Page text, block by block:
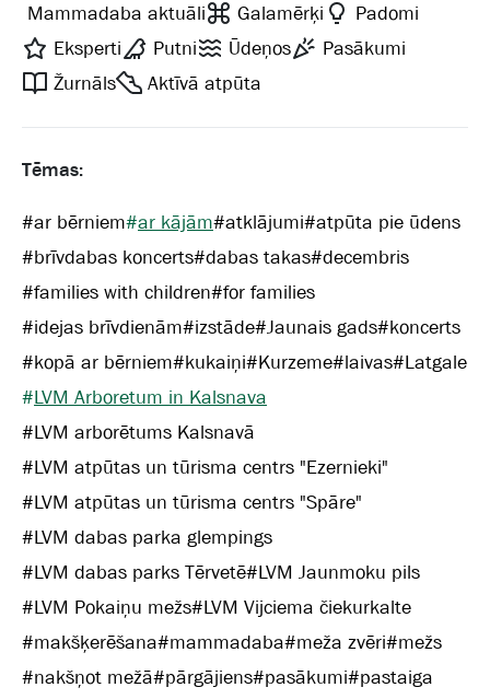
Mammadaba aktuāli Galamērķi
Padomi
Eksperti
Putni Ūdeņos
Pasākumi
Žurnāls
Aktīvā atpūta
Tēmas:
#ar bērniem#ar kājām#atklājumi#atpūta pie ūdens
#brīvdabas koncerts#dabas takas#decembris
#families with children#for families
#idejas brīvdienām#izstāde#Jaunais gads#koncerts
#kopā ar bērniem#kukaiņi#Kurzeme#laivas#Latgale
#LVM Arboretum in Kalsnava
#LVM arborētums Kalsnavā
#LVM atpūtas un tūrisma centrs "Ezernieki"
#LVM atpūtas un tūrisma centrs "Spāre"
#LVM dabas parka glempings
#LVM dabas parks Tērvetē#LVM Jaunmoku pils
#LVM Pokaiņu mežs#LVM Vijciema čiekurkalte
#makšķerēšana#mammadaba#meža zvēri#mežs
#nakšņot mežā#pārgājiens#pasākumi#pastaiga